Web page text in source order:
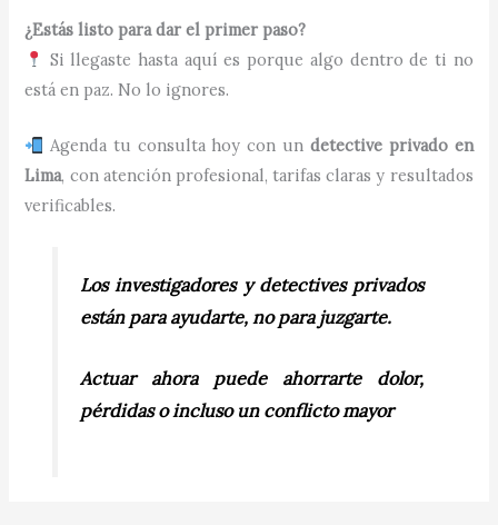
¿Estás listo para dar el primer paso?
Si llegaste hasta aquí es porque algo dentro de ti no
está en paz. No lo ignores.
Agenda tu consulta hoy con un detective privado en
Lima, con atención profesional, tarifas claras y resultados
verificables.
Los investigadores y detectives privados
están para ayudarte, no para juzgarte.
Actuar ahora puede ahorrarte dolor,
pérdidas o incluso un conflicto mayor